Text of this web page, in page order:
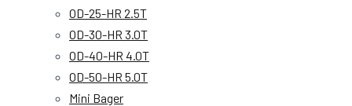
OD-25-HR 2.5T
OD-30-HR 3.0T
OD-40-HR 4.0T
OD-50-HR 5.0T
Mini Bager